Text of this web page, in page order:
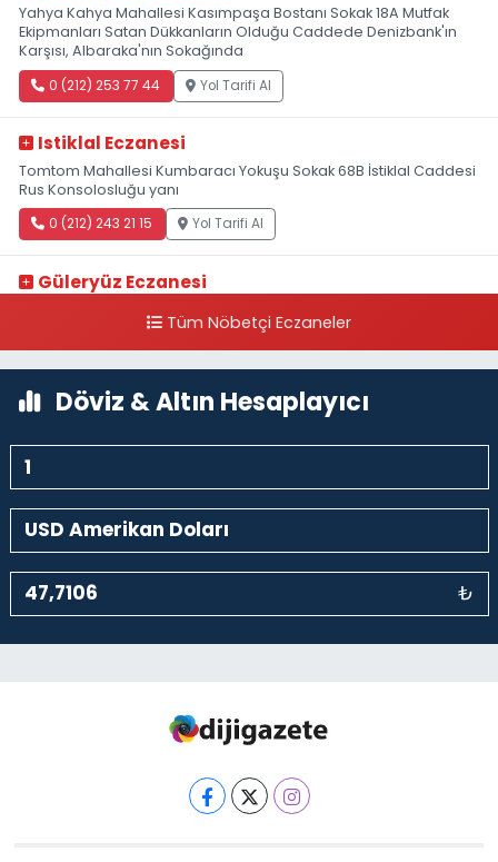
Yahya Kahya Mahallesi Kasımpaşa Bostanı Sokak 18A Mutfak
Ekipmanları Satan Dükkanların Olduğu Caddede Denizbank'ın
Karşısı, Albaraka'nın Sokağında
0 (212) 253 77 44 Yol Tarifi Al
Istiklal Eczanesi
Tomtom Mahallesi Kumbaracı Yokuşu Sokak 68B İstiklal Caddesi
Rus Konsolosluğu yanı
0 (212) 243 21 15 Yol Tarifi Al
Güleryüz Eczanesi
kalaycıbahçe Meydana DoğruTüm Nöbetçi Eczaneler
Döviz & Altın Hesaplayıcı
₺